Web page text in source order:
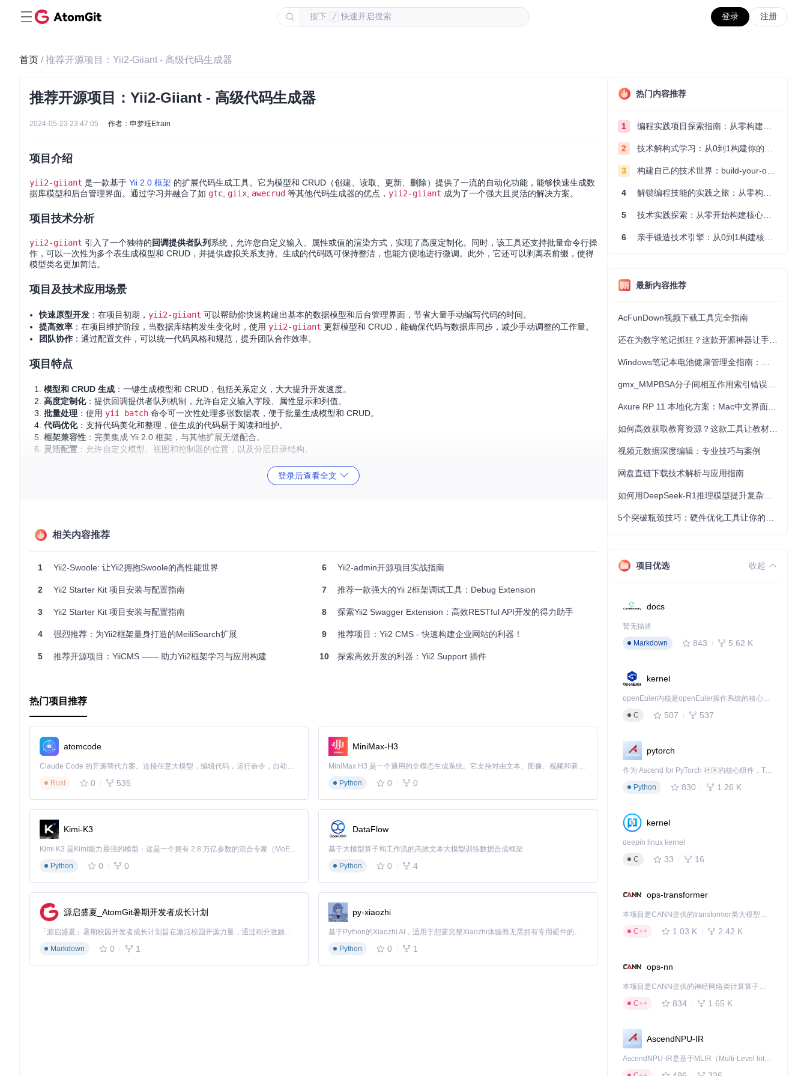
按下 / 快速开启搜索 登录 注册
首页 / 推荐开源项目：Yii2-Giiant - 高级代码生成器
推荐开源项目：Yii2-Giiant - 高级代码生成器
2024-05-23 23:47:05 作者：申梦珏Efrain
项目介绍
yii2-giiant 是一款基于 Yii 2.0 框架 的扩展代码生成工具。它为模型和 CRUD（创建、读取、更新、删除）提供了一流的自动化功能，能够快速生成数
据库模型和后台管理界面。通过学习并融合了如 gtc giix awecrud 等其他代码生成器的优点， yii2-giiant 成为了一个强大且灵活的解决方案。
项目技术分析
yii2-giiant 引入了一个独特的回调提供者队列 系统，允许您自定义输入、属性或值的渲染方式，实现了高度定制化。同时，该工具还支持批量命令行操
作，可以一次性为多个表生成模型和 CRUD，并提供虚拟关系支持。生成的代码既可保持整洁，也能方便地进行微调。此外，它还可以剥离表前缀，使得
模型类名更加简洁。
项目及技术应用场景
快速原型开发 ：在项目初期， yii2-giiant 可以帮助你快速构建出基本的数据模型和后台管理界面，节省大量手动编写代码的时间。
提高效率 ：在项目维护阶段，当数据库结构发生变化时，使用 yii2-giiant 更新模型和 CRUD，能确保代码与数据库同步，减少手动调整的工作量。
团队协作 ：通过配置文件，可以统一代码风格和规范，提升团队合作效率。
项目特点
模型和 CRUD 生成 ：一键生成模型和 CRUD，包括关系定义，大大提升开发速度。
高度定制化：提供回调提供者队列机制，允许自定义输入字段、属性显示和列值。
批量处理 ：使用 yii batch 命令可一次性处理多张数据表，便于批量生成模型和 CRUD。
代码优化：支持代码美化和整理，使生成的代码易于阅读和维护。
框架兼容性 ：完美集成 Yii 2.0 框架，与其他扩展无缝配合。
灵活配置 ：允许自定义模型、视图和控制器的位置，以及分层目录结构。
让我们一起探索yii2-giiant
由dmstr建造，为开发者带来更高生产力的工具。
登录后查看全文
相关内容推荐
1 Yii2-Swoole: 让Yii2拥抱Swoole的高性能世界
2 Yii2 Starter Kit 项目安装与配置指南
3 Yii2 Starter Kit 项目安装与配置指南
4 强烈推荐：为Yii2框架量身打造的MeiliSearch扩展
5 推荐开源项目：YiiCMS —— 助力Yii2框架学习与应用构建
6 Yii2-admin开源项目实战指南
7 推荐一款强大的Yii 2框架调试工具：Debug Extension
8 探索Yii2 Swagger Extension：高效RESTful API开发的得力助手
9 推荐项目：Yii2 CMS - 快速构建企业网站的利器！
10 探索高效开发的利器：Yii2 Support 插件
热门项目推荐
atomcode
Claude Code 的开源替代方案。连接任意大模型，编辑代码，运行命令，自动验证 — 全自动执行。用 Rust 构建，极致性能。 ｜ An open-source alternative to Claude Code. Connect any LLM, edit code, run commands, and verify changes — autonomously. Built in Rust for speed. Get Started
Rust
0 535
MiniMax-H3
MiniMax H3 是一个通用的全模态生成系统。它支持对由文本、图像、视频和音频组成的多模态上下文进行统一理解，并能生成分辨率高达 2K、时长可达 15 秒的带原生立体声音频的视频。得益于面向任务泛化的系统设计，H3 在预训练阶段就已具备广泛的多模态上下文理解与生成能力，能够出色地执行复杂的多模态指令。
Python
0 0
Kimi-K3
Kimi K3 是Kimi能力最强的模型：这是一个拥有 2.8 万亿参数的混合专家（MoE）模型，具备原生视觉理解能力，并支持 100 万 token 的上下文窗口。
Python
0 0
DataFlow
基于大模型算子和工作流的高效文本大模型训练数据合成框架
Python
0 4
源启盛夏_AtomGit暑期开发者成长计划
「源启盛夏」暑期校园开发者成长计划旨在激活校园开源力量，通过积分激励、认证扶持、资源倾斜等形式，引导高校组织和开发者完成「入驻 — 建项目 — 做贡献 — 获认证 — 得资源」的完整闭环。无论你是想带领社团入驻平台的组织者，还是希望用代码贡献证明自己的开发者，都能在这里找到属于你的成长路径。
Markdown
0 1
py-xiaozhi
基于Python的Xiaozhi AI，适用于想要完整Xiaozhi体验而无需拥有专用硬件的用户。
Python
0 1
热门内容推荐
1 编程实践项目探索指南：从零构建技术能力体系
2 技术解构式学习：从0到1构建你的编程知识体系
3 构建自己的技术世界：build-your-own-x项目的实践探索指南
4 解锁编程技能的实践之旅：从零构建你的技术世界
5 技术实践探索：从零开始构建核心系统的实践指南
6 亲手锻造技术引擎：从0到1构建核心系统的实践指南
最新内容推荐
AcFunDown视频下载工具完全指南
视频元数据深度编辑：专业技巧与案例
网盘直链下载技术解析与应用指南
项目优选 收起
docs
暂无描述
Markdown
843 5.62 K
kernel
openEuler内核是openEuler操作系统的核心，既是系统性能与稳定性的基石，也是连接处理器、设备与服务的桥梁。
C
507 537
pytorch
作为 Ascend for PyTorch 社区的核心组件，TorchNPU 是昇腾专为 PyTorch 打造的深度学习适配插件，使 PyTorch 框架能够直接调用昇腾 NPU，为开发者提供昇腾 AI 处理器的超强算力。
Python
830 1.26 K
kernel
deepin linux kernel
C
33 16
ops-transformer
本项目是CANN提供的transformer类大模型算子库，实现网络在NPU上加速计算。
C++
1.03 K 2.42 K
ops-nn
本项目是CANN提供的神经网络类计算算子库，实现网络在NPU上加速计算。
C++
834 1.65 K
AscendNPU-IR
AscendNPU-IR是基于MLIR（Multi-Level Intermediate Representation）构建的，面向昇腾亲和算子编译时使用的中间表示，提供昇腾完备表达能力，通过编译优化提升昇腾AI处理器计算效率，支持通过生态框架使能昇腾AI处理器与深度调优